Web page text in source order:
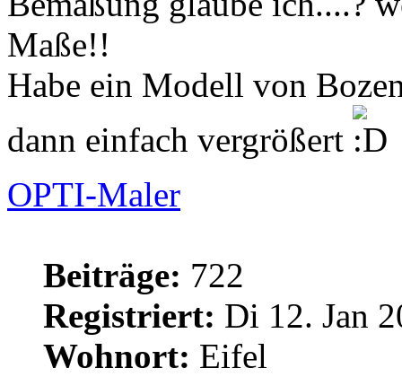
Maße!!
Habe ein Modell von
dann einfach vergrößert
OPTI-Maler
Beiträge: 722
Registriert: Di 12. Jan
Wohnort: Eifel